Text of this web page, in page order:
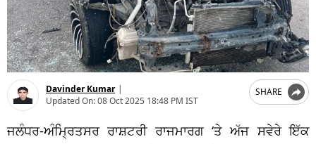
Davinder Kumar |
Updated On:08 Oct 2025 18:48 PM IST
SHARE
ਜਲੰਧਰ-ਅੰਮ੍ਰਿਤਸਰ ਰਾਸ਼ਟਰੀ ਰਾਜਮਾਰਗ ‘ਤੇ ਅੱਜ ਸਵੇਰੇ ਇੱਕ